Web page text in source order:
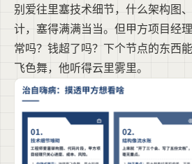
别爱往里塞技术细节，什么架构图
计，塞得满满当当。但甲方项目经
常吗？钱超了吗？下个节点的东西
飞色舞，他听得云里雾里。